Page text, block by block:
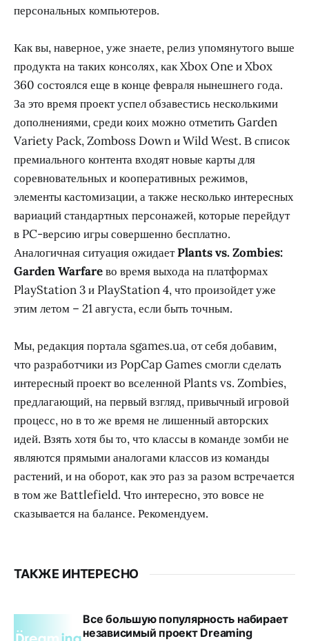
персональных компьютеров.
Как вы, наверное, уже знаете, релиз упомянутого выше
продукта на таких консолях, как Xbox One и Xbox
360 состоялся еще в конце февраля нынешнего года.
За это время проект успел обзавестись несколькими
дополнениями, среди коих можно отметить Garden
Variety Pack, Zomboss Down и Wild West. В список
премиального контента входят новые карты для
соревновательных и кооперативных режимов,
элементы кастомизации, а также несколько интересных
вариаций стандартных персонажей, которые перейдут
в PC-версию игры совершенно бесплатно.
Аналогичная ситуация ожидаетPlants vs. Zombies:
Garden Warfareво время выхода на платформах
PlayStation 3 и PlayStation 4, что произойдет уже
этим летом – 21 августа, если быть точным.
Мы, редакция портала sgames.ua, от себя добавим,
что разработчики из PopCap Games смогли сделать
интересный проект во вселенной Plants vs. Zombies,
предлагающий, на первый взгляд, привычный игровой
процесс, но в то же время не лишенный авторских
идей. Взять хотя бы то, что классы в команде зомби не
являются прямыми аналогами классов из команды
растений, и на оборот, как это раз за разом встречается
в том же Battlefield. Что интересно, это вовсе не
сказывается на балансе. Рекомендуем.
ТАКЖЕ ИНТЕРЕСНО
Все большую популярность набирает
независимый проект Dreaming